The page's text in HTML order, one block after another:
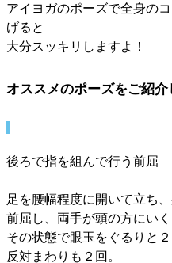
アイヨガのポーズで全身の
げると
大分スッキリしますよ！
オススメのポーズをご紹介
後ろで指を組んで行う前屈
足を腰幅程度に開いて立ち
前屈し、両手が頭の方にい
その状態で眼玉をぐるりと２
反対まわりも２回。